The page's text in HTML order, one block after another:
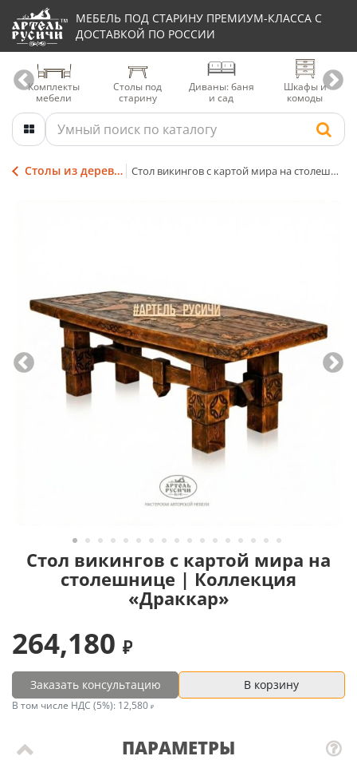
МЕБЕЛЬ ПОД СТАРИНУ ПРЕМИУМ-КЛАССА С
ДОСТАВКОЙ ПО РОССИИ
Комплекты
мебели
Столы под
старину
Диваны: баня
и сад
Шкафы и
комоды
Столы из дерева под старину Стол викингов с картой мира на столешнице | Коллекция «Драккар»
Стол викингов с картой мира на
столешнице | Коллекция
«Драккар»
ПАРАМЕТРЫ
264,180
Заказать консультацию В корзину
В том числе НДС (5%): 12,580